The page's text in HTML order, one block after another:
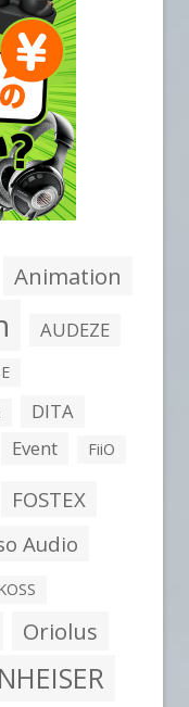
Animation
AUDEZE
DITA
Event FiiO
FOSTEX
Audio
Oriolus